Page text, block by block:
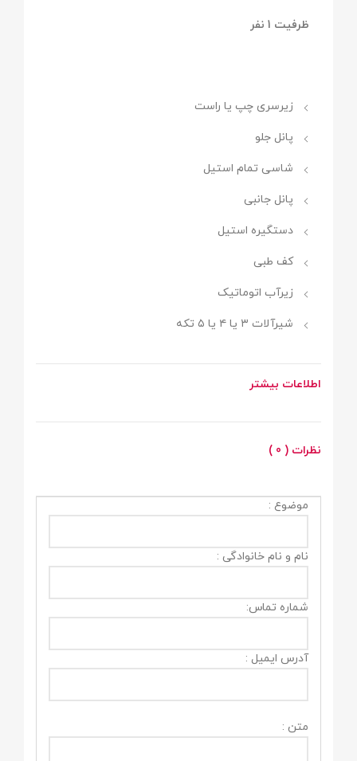
ظرفیت 1 نفر
زیرسری چپ یا راست
پانل جلو
شاسی تمام استیل
پانل جانبی
دستگیره استیل
کف طبی
زیرآب اتوماتیک
شیرآلات ۳ یا ۴ یا ۵ تکه
اطلاعات بیشتر
نظرات ( 0 )
موضوع :
نام و نام خانوادگی :
شماره تماس:
آدرس ایمیل :
متن :